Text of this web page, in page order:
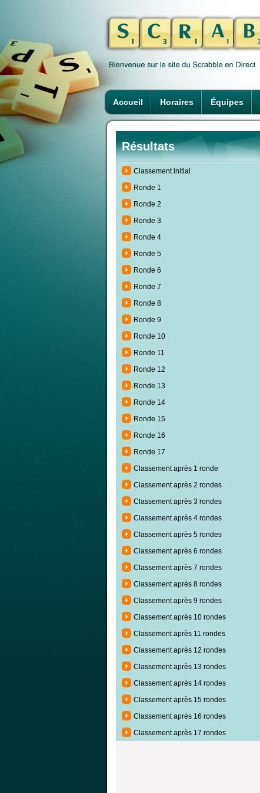
Accueil Horaires Équipes
Résultats
Classement initial
Ronde 1
Ronde 2
Ronde 3
Ronde 4
Ronde 5
Ronde 6
Ronde 7
Ronde 8
Ronde 9
Ronde 10
Ronde 11
Ronde 12
Ronde 13
Ronde 14
Ronde 15
Ronde 16
Ronde 17
Classement après 1 ronde
Classement après 2 rondes
Classement après 3 rondes
Classement après 4 rondes
Classement après 5 rondes
Classement après 6 rondes
Classement après 7 rondes
Classement après 8 rondes
Classement après 9 rondes
Classement après 10 rondes
Classement après 11 rondes
Classement après 12 rondes
Classement après 13 rondes
Classement après 14 rondes
Classement après 15 rondes
Classement après 16 rondes
Classement après 17 rondes